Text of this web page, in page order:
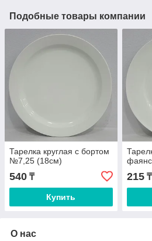
Подобные товары компании
Тарелка круглая с бортом
№7,25 (18см)
540 ₸
Купить
215₸
О нас